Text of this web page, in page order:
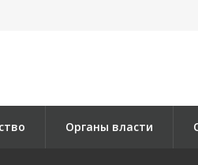
Органы власти